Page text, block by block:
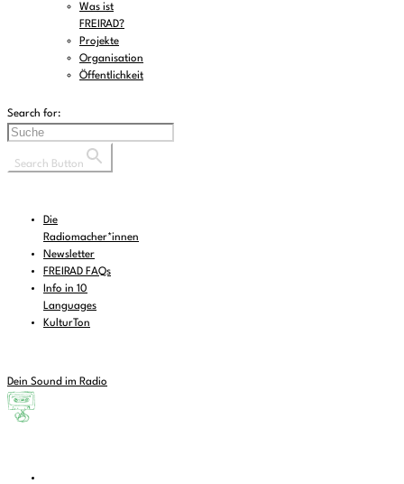
Was ist
FREIRAD?
Projekte
Organisation
Öffentlichkeit
Search for:
Search Button
Die
Radiomacher*innen
Newsletter
FREIRAD FAQs
Info in 10
Languages
KulturTon
Dein Sound im Radio